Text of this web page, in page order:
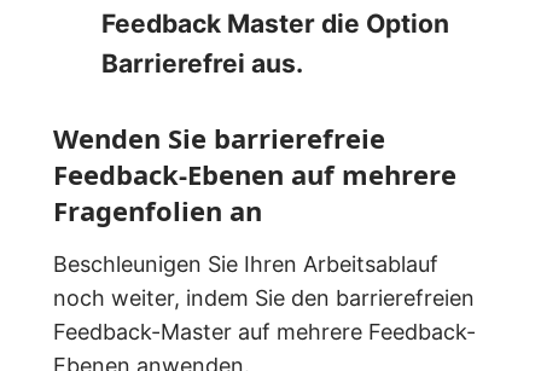
Feedback Master die Option
Barrierefrei aus.
Wenden Sie barrierefreie
Feedback-Ebenen auf mehrere
Fragenfolien an
Beschleunigen Sie Ihren Arbeitsablauf
noch weiter, indem Sie den barrierefreien
Feedback-Master auf mehrere Feedback-
Ebenen anwenden.